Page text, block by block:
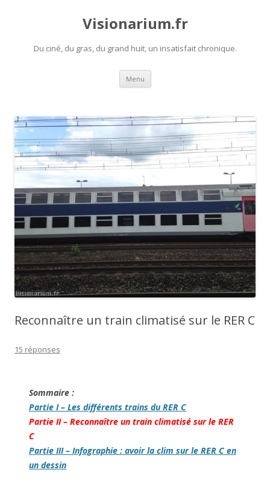
Visionarium.fr
Du ciné, du gras, du grand huit, un insatisfait chronique.
Menu Aller
contenu
Reconnaître un train climatisé sur le RER C
15 réponses
Sommaire :
Partie I – Les différents trains du RER C
Partie II – Reconnaître un train climatisé sur le RER
C
Partie III – Infographie : avoir la clim sur le RER C en
un dessin